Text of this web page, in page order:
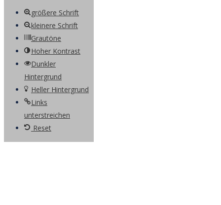
größere Schrift
kleinere Schrift
Grautöne
Hoher Kontrast
Dunkler
Hintergrund
Heller Hintergrund
Links
unterstreichen
Reset